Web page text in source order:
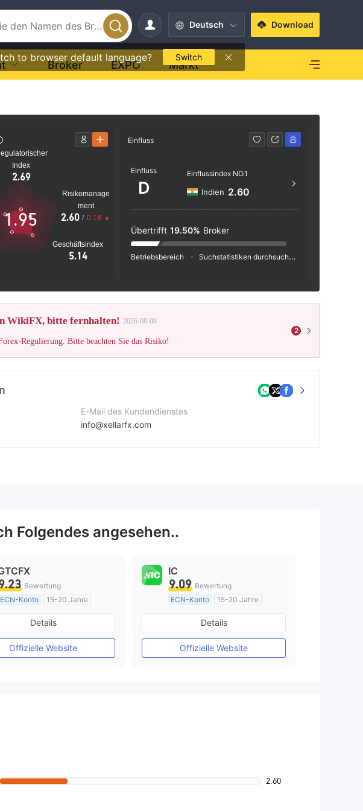
Deutsch
to browser default language? Switch
Download
Broker EXPO Markt
Index
2.69
Geschäftsindex
5.14
Risikomanage
ment
2.60 / 0.18
1.95
Einfluss
Einfluss
D
Einflussindex NO.1
Indien 2.60
Übertrifft 19.50% Broker
Betriebsbereich Suchstatistiken durchsuchen
WikiFX, bitte fernhalten! 2026-08-08
Regulierung. Bitte beachten Sie das Risiko!
2
E-Mail des Kundendienstes
info@xellarfx.com
Folgendes angesehen..
Bewertung
ECN-Konto
15-20 Jahre
Vereinigtes KönigreichRegulierung
Market Making (MM)
MT4-Volllizenz
Details
Offizielle Website
IC
9.09 Bewertung
ECN-Konto
15-20 Jahre
AustralienRegulierung
Market Making (MM)
MT4-Volllizenz
Details
Offizielle Website
2.60